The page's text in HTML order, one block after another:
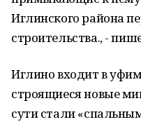
Иглинского района
строительства., -
Иглино входит в
строящиеся новые
сути стали